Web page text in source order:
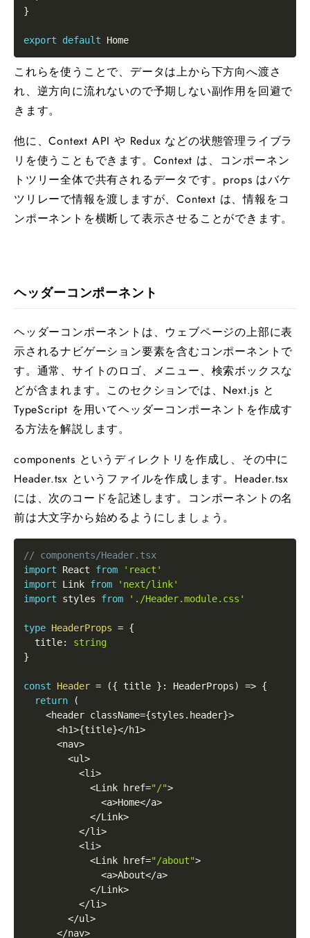
}
export default Home
これらを使うことで、データは上から下方向へ渡さ
れ、逆方向に流れないので予期しない副作用を回避で
きます。
他に、Context API や Redux などの状態管理ライブラ
リを使うこともできます。Context は、コンポーネン
トツリー全体で共有されるデータです。props はバケ
ツリレーで情報を渡しますが、Context は、情報をコ
ンポーネントを横断して表示させることができます。
ヘッダーコンポーネント
ヘッダーコンポーネントは、ウェブページの上部に表
示されるナビゲーション要素を含むコンポーネントで
す。通常、サイトのロゴ、メニュー、検索ボックスな
どが含まれます。このセクションでは、Next.js と
TypeScript を用いてヘッダーコンポーネントを作成す
る方法を解説します。
components というディレクトリを作成し、その中に
Header.tsx というファイルを作成します。Header.tsx
には、次のコードを記述します。コンポーネントの名
前は大文字から始めるようにしましょう。
// components/Header.tsx
import React from
'react'
import Link from
'next/link'
import styles from './Header.module.css'
type HeaderProps = {
  title
:
string
}
const Header = ({ title } : HeaderProps) => {
return
(
<header className={styles . header}>
<h1>{title}</h1>
<nav>
<ul>
<li>
<Link href="/">
<a>Home</a>
</Link>
</li>
<li>
<Link href="/about">
<a>About</a>
</Link>
</li>
</ul>
</nav>